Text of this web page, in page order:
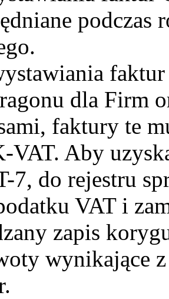
podczas
faktur
dla Firm
faktury te
VAT. Aby
7, do rejestru
VAT i
zapis
wynikające z